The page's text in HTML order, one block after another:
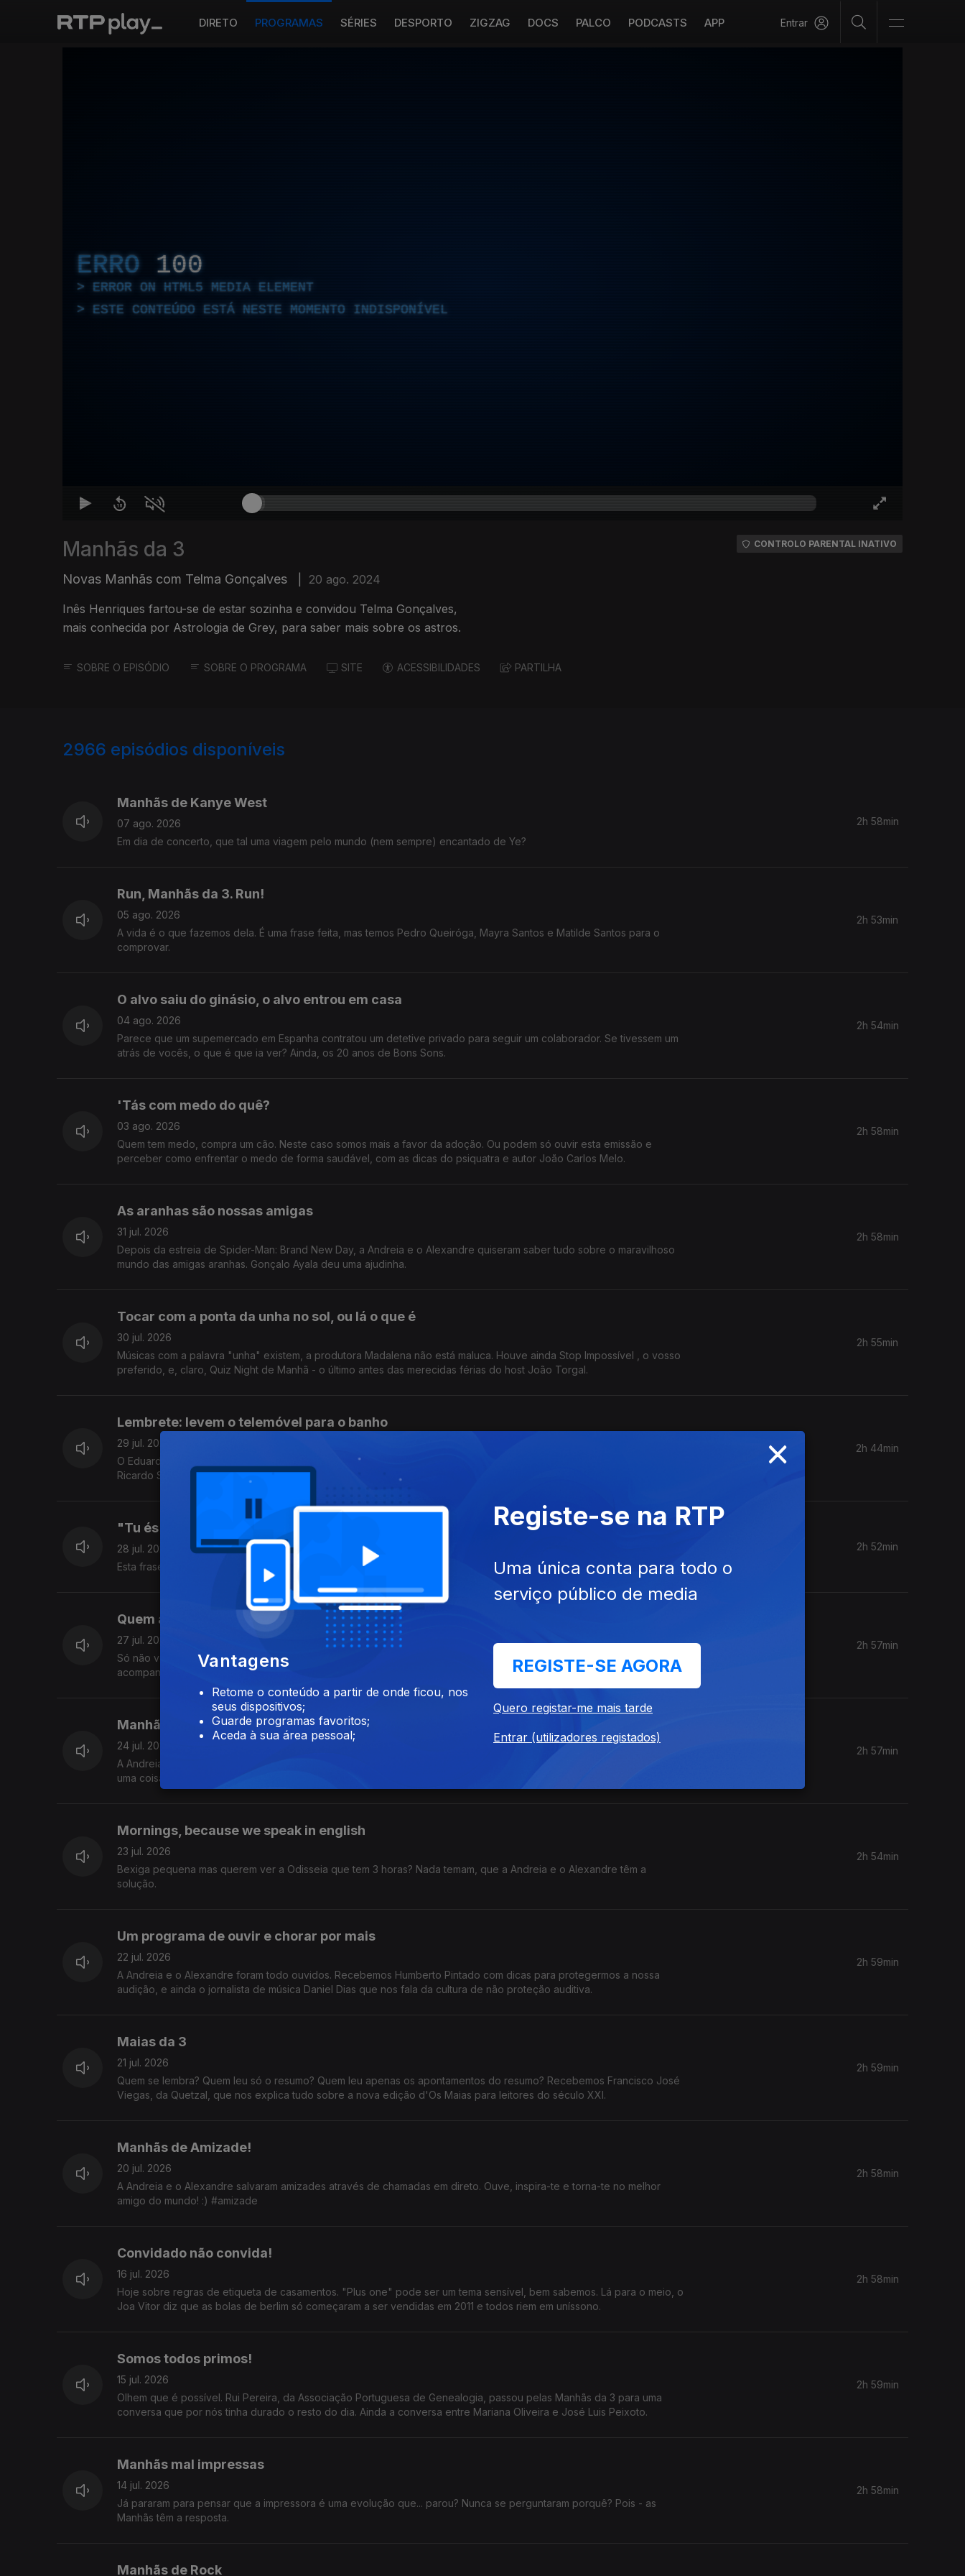
DIRETO PROGRAMAS SÉRIES DESPORTO ZIGZAG DOCS PALCO PODCASTS APP Entrar
ERRO 100
ERROR ON HTML5 MEDIA ELEMENT
ESTE CONTEÚDO ESTÁ NESTE MOMENTO INDISPONÍVEL
Manhãs da 3
Novas Manhãs com Telma Gonçalves 20 ago. 2024
Inês Henriques fartou-se de estar sozinha e convidou Telma Gonçalves,
mais conhecida por Astrologia de Grey, para saber mais sobre os astros.
CONTROLO PARENTAL INATIVO
SOBRE O EPISÓDIO SOBRE O PROGRAMA SITE ACESSIBILIDADES PARTILHA
2966 episódios disponíveis
Manhãs de Kanye West
07 ago. 2026
Em dia de concerto, que tal uma viagem pelo mundo (nem sempre) encantado de Ye?
2h 58min
Run, Manhãs da 3. Run!
05 ago. 2026
A vida é o que fazemos dela. É uma frase feita, mas temos Pedro Queiróga, Mayra Santos e Matilde Santos para o
comprovar.
2h 53min
O alvo saiu do ginásio, o alvo entrou em casa
04 ago. 2026
Parece que um supemercado em Espanha contratou um detetive privado para seguir um colaborador. Se tivessem um
atrás de vocês, o que é que ia ver? Ainda, os 20 anos de Bons Sons.
2h 54min
'Tás com medo do quê?
03 ago. 2026
Quem tem medo, compra um cão. Neste caso somos mais a favor da adoção. Ou podem só ouvir esta emissão e
perceber como enfrentar o medo de forma saudável, com as dicas do psiquatra e autor João Carlos Melo.
2h 58min
As aranhas são nossas amigas
31 jul. 2026
Depois da estreia de Spider-Man: Brand New Day, a Andreia e o Alexandre quiseram saber tudo sobre o maravilhoso
mundo das amigas aranhas. Gonçalo Ayala deu uma ajudinha.
2h 58min
Tocar com a ponta da unha no sol, ou lá o que é
30 jul. 2026
Músicas com a palavra "unha" existem, a produtora Madalena não está maluca. Houve ainda Stop Impossível , o vosso
preferido, e, claro, Quiz Night de Manhã - o último antes das merecidas férias do host João Torgal.
2h 55min
Lembrete: levem o telemóvel para o banho
29 jul. 2026
O Eduardo atendeu o telemóvel nu, durante o banho. Se isto não é querer muito ir ao Paredes de Coura, então não sei.
Ricardo Sérgio faz uma visita para nos pôr a par das estreias do mês de agosto.
2h 44min
"Tu és o Ulisses da javardice gastronómica"
28 jul. 2026
Esta frase foi dita neste programa, tenho a certeza. Outras metáforas foram feitas. Infelizmente
2h 52min
Quem adiante não olha, atrás fica.
27 jul. 2026
Só não vê quem não quer: isto hoje foi sobre séries e o eclipse solar de 12 de agosto. Ah! E um belo snack para
acompanhar tudo isto.
2h 57min
Manhãs geográficas
24 jul. 2026
A Andreia e o Alexandre descobriram uma biblioteca que fica tanto nos EUA como no Canadá. Realmente a geografia é
uma coisa incrível. Gil Mendes da Costa, autor do livro "Os Países Que Quase Existiram" que o diga.
2h 57min
Mornings, because we speak in english
23 jul. 2026
Bexiga pequena mas querem ver a Odisseia que tem 3 horas? Nada temam, que a Andreia e o Alexandre têm a
solução.
2h 54min
Um programa de ouvir e chorar por mais
22 jul. 2026
A Andreia e o Alexandre foram todo ouvidos. Recebemos Humberto Pintado com dicas para protegermos a nossa
audição, e ainda o jornalista de música Daniel Dias que nos fala da cultura de não proteção auditiva.
2h 59min
Maias da 3
21 jul. 2026
Quem se lembra? Quem leu só o resumo? Quem leu apenas os apontamentos do resumo? Recebemos Francisco José
Viegas, da Quetzal, que nos explica tudo sobre a nova edição d'Os Maias para leitores do século XXI.
2h 59min
Manhãs de Amizade!
20 jul. 2026
A Andreia e o Alexandre salvaram amizades através de chamadas em direto. Ouve, inspira-te e torna-te no melhor
amigo do mundo! :) #amizade
2h 58min
Convidado não convida!
16 jul. 2026
Hoje sobre regras de etiqueta de casamentos. "Plus one" pode ser um tema sensível, bem sabemos. Lá para o meio, o
Joa Vitor diz que as bolas de berlim só começaram a ser vendidas em 2011 e todos riem em uníssono.
2h 58min
Somos todos primos!
15 jul. 2026
Olhem que é possível. Rui Pereira, da Associação Portuguesa de Genealogia, passou pelas Manhãs da 3 para uma
conversa que por nós tinha durado o resto do dia. Ainda a conversa entre Mariana Oliveira e José Luis Peixoto.
2h 59min
Manhãs mal impressas
14 jul. 2026
Já pararam para pensar que a impressora é uma evolução que... parou? Nunca se perguntaram porquê? Pois - as
Manhãs têm a resposta.
2h 58min
Manhãs de Rock
×
Vantagens
Retome o conteúdo a partir de onde ficou, nos
seus dispositivos;
Guarde programas favoritos;
Aceda à sua área pessoal;
Registe-se na RTP
Uma única conta para todo o
serviço público de media
REGISTE-SE AGORA
Quero registar-me mais tarde
Entrar (utilizadores registados)